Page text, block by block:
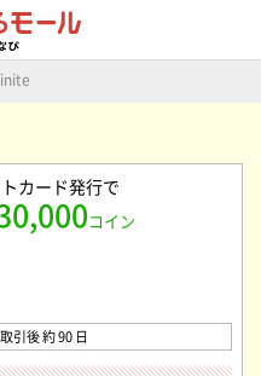
カード発行で
コイン
引後 約 90 日